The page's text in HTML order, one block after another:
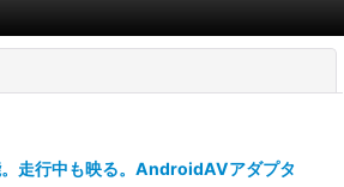
走行中も映る。AndroidAVアダプタ